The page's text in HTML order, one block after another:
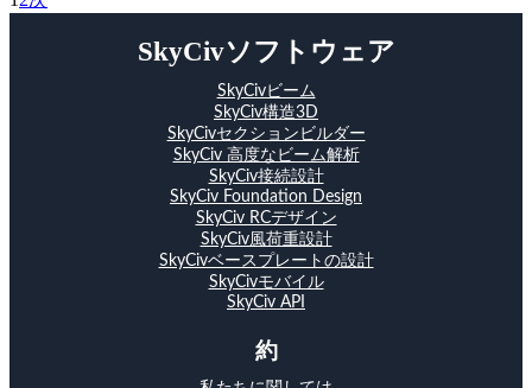
SkyCivソフトウェア
SkyCivビーム
SkyCiv構造3D
SkyCivセクションビルダー
SkyCiv 高度なビーム解析
SkyCiv接続設計
SkyCiv Foundation Design
SkyCiv RCデザイン
SkyCiv風荷重設計
SkyCivベースプレートの設計
SkyCivモバイル
SkyCiv API
約